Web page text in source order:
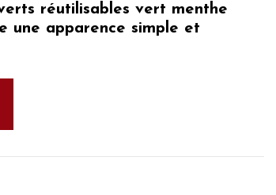
réutilisables vert menthe
une apparence simple et